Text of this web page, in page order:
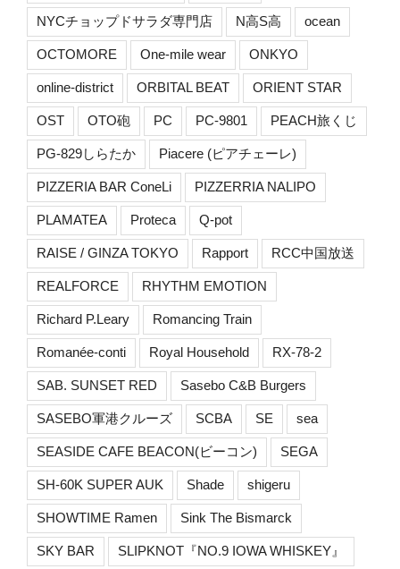
NYCチョップドサラダ専門店 N高S高 ocean
OCTOMORE One-mile wear ONKYO
online-district ORBITAL BEAT ORIENT STAR
OST OTO砲 PC PC-9801 PEACH旅くじ
PG-829しらたか Piacere (ピアチェーレ)
PIZZERIA BAR ConeLi PIZZERRIA NALIPO
PLAMATEA Proteca Q-pot
RAISE / GINZA TOKYO Rapport RCC中国放送
REALFORCE RHYTHM EMOTION
Richard P.Leary Romancing Train
Romanée-conti Royal Household RX-78-2
SAB. SUNSET RED Sasebo C&B Burgers
SASEBO軍港クルーズ SCBA SE sea
SEASIDE CAFE BEACON(ビーコン) SEGA
SH-60K SUPER AUK Shade shigeru
SHOWTIME Ramen Sink The Bismarck
SKY BAR SLIPKNOT『NO.9 IOWA WHISKEY』